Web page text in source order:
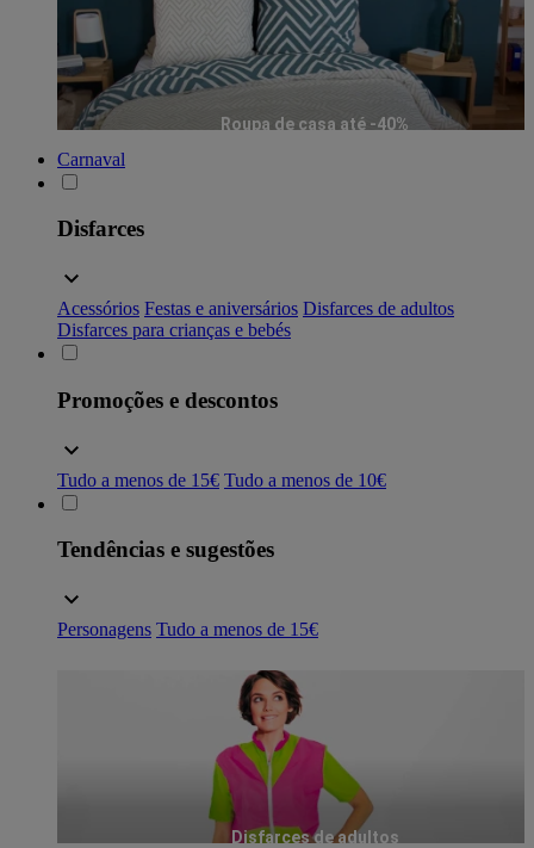
Roupa de casa até -40%
Carnaval
Disfarces
Acessórios Festas e aniversários Disfarces de adultos
Disfarces para crianças e bebés
Promoções e descontos
Tudo a menos de 15€ Tudo a menos de 10€
Tendências e sugestões
Personagens Tudo a menos de 15€
Disfarces de adultos